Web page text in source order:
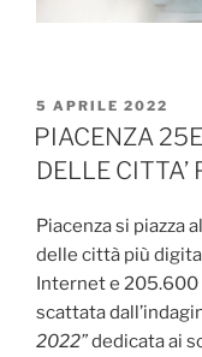
PUBBLICATO
IL
5 APRILE 2022
PIACENZA
DELLE CITTA’
Piacenza si piazza
delle città più
Internet e 205.600
scattata
2022”dedicata ai